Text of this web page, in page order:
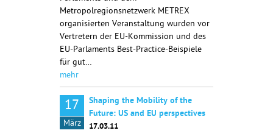
Metropolregionsnetzwerk METREX
organisierten Veranstaltung wurden vor
Vertretern der EU-Kommission und des
EU-Parlaments Best-Practice-Beispiele
für gut…
mehr
17
März
Shaping the Mobility of the
Future: US and EU perspectives
17.03.11